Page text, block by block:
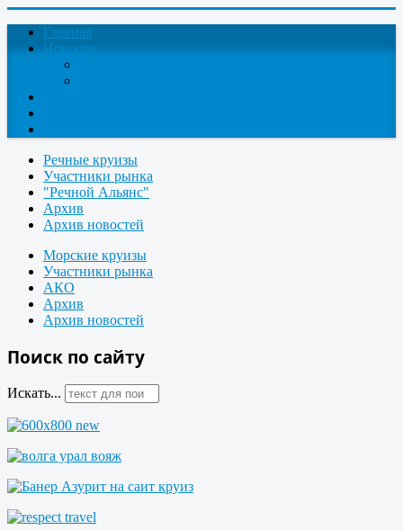
Главная
Новости
Речные круизы
Участники рынка
"Речной Альянс"
Архив
Архив новостей
Морские круизы
Участники рынка
АКО
Архив
Архив новостей
Поиск по сайту
Искать...